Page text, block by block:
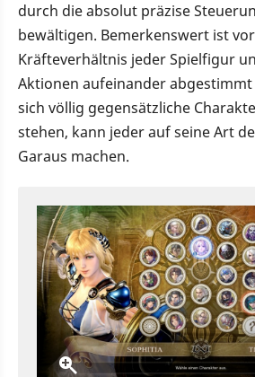
durch die absolut präzise
bewältigen. Bemerkenswert ist
Kräfteverhältnis jeder Spielfigur
Aktionen aufeinander abgestimmt
sich völlig gegensätzliche
stehen, kann jeder auf seine Art
Garaus machen.